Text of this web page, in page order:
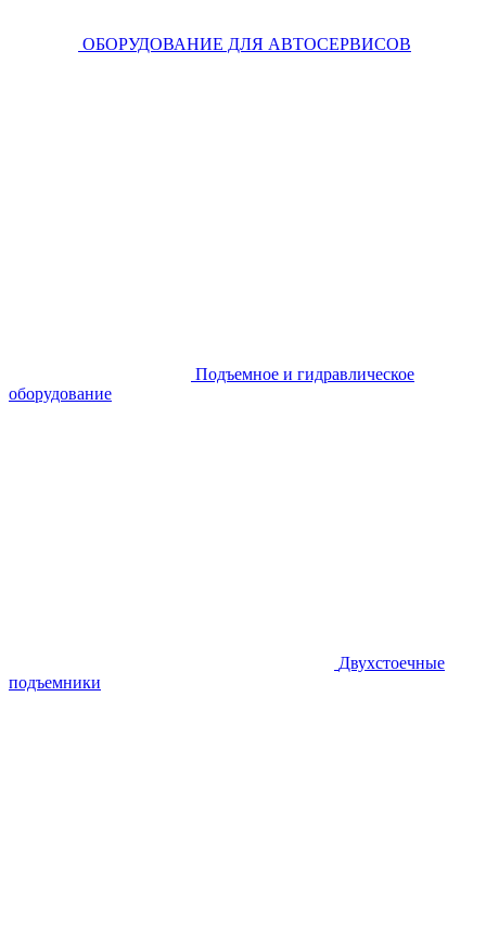
ОБОРУДОВАНИЕ ДЛЯ АВТОСЕРВИСОВ
Подъемное и гидравлическое
оборудование
Двухстоечные
подъемники